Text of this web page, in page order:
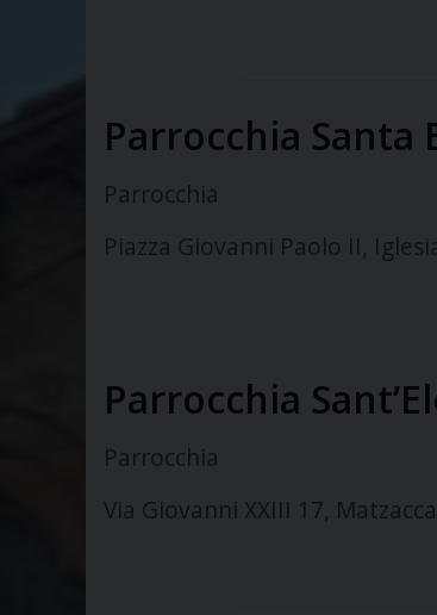
Parrocchia Santa
Parrocchia
Piazza Giovanni Paolo II,
Parrocchia
Parrocchia
Via Giovanni XXIII 17,